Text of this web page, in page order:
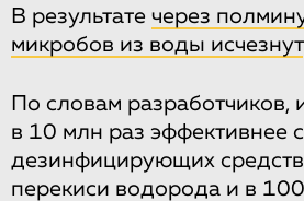
В результате через
микробов из воды исчезнут
По словам разработчиков,
в 10 млн раз эффективнее
дезинфицирующих
перекиси водорода и в